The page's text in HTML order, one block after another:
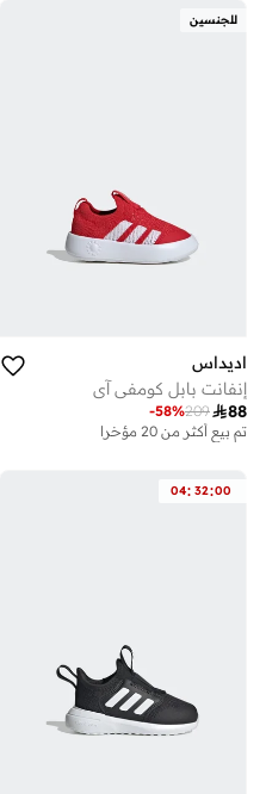
للجنسين
اديداس
إنفانت بابل كومفي آي
88
209
-58%
تم بيع أكثر من 20 مؤخرا
04: 32:00